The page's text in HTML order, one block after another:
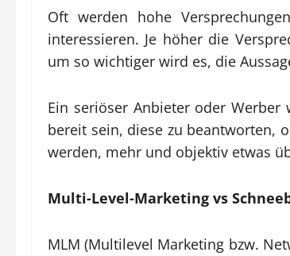
Oft werden hohe
interessieren. Je höher die
um so wichtiger wird es, die
Ein seriöser Anbieter oder
bereit sein, diese zu beantworten,
werden, mehr und objektiv etwas
Multi-Level-Marketing vs
MLM (Multilevel Marketing bzw.